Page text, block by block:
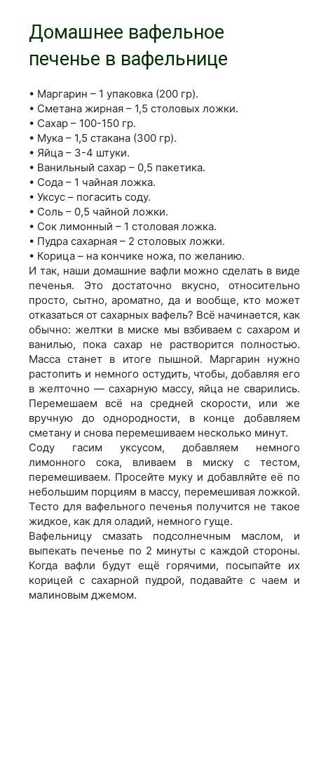
Домашнее вафельное
печенье в вафельнице
• Маргарин – 1 упаковка (200 гр).
• Сметана жирная – 1,5 столовых ложки.
• Сахар – 100-150 гр.
• Мука – 1,5 стакана (300 гр).
• Яйца – 3-4 штуки.
• Ванильный сахар – 0,5 пакетика.
• Сода – 1 чайная ложка.
• Уксус – погасить соду.
• Соль – 0,5 чайной ложки.
• Сок лимонный – 1 столовая ложка.
• Пудра сахарная – 2 столовых ложки.
• Корица – на кончике ножа, по желанию.
И так, наши домашние вафли можно сделать в виде
печенья. Это достаточно вкусно, относительно
просто, сытно, ароматно, да и вообще, кто может
отказаться от сахарных вафель? Всё начинается, как
обычно: желтки в миске мы взбиваем с сахаром и
ванилью, пока сахар не растворится полностью.
Масса станет в итоге пышной. Маргарин нужно
растопить и немного остудить, чтобы, добавляя его
в желточно — сахарную массу, яйца не сварились.
Перемешаем всё на средней скорости, или же
вручную до однородности, в конце добавляем
сметану и снова перемешиваем несколько минут.
Соду гасим уксусом, добавляем немного
лимонного сока, вливаем в миску с тестом,
перемешиваем. Просейте муку и добавляйте её по
небольшим порциям в массу, перемешивая ложкой.
Тесто для вафельного печенья получится не такое
жидкое, как для оладий, немного гуще.
Вафельницу смазать подсолнечным маслом, и
выпекать печенье по 2 минуты с каждой стороны.
Когда вафли будут ещё горячими, посыпайте их
корицей с сахарной пудрой, подавайте с чаем и
малиновым джемом.